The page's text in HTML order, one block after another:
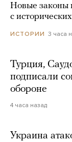
Новые законы
с
ИСТОРИИ 3 часа
Турция,
подписали
обороне
4 часа назад
Украина